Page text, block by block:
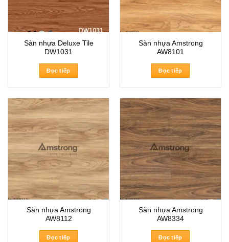
Sàn nhựa Deluxe Tile
DW1031
Đọc tiếp
Sàn nhựa Amstrong
AW8101
Đọc tiếp
Sàn nhựa Amstrong
AW8112
Đọc tiếp
Sàn nhựa Amstrong
AW8334
Đọc tiếp